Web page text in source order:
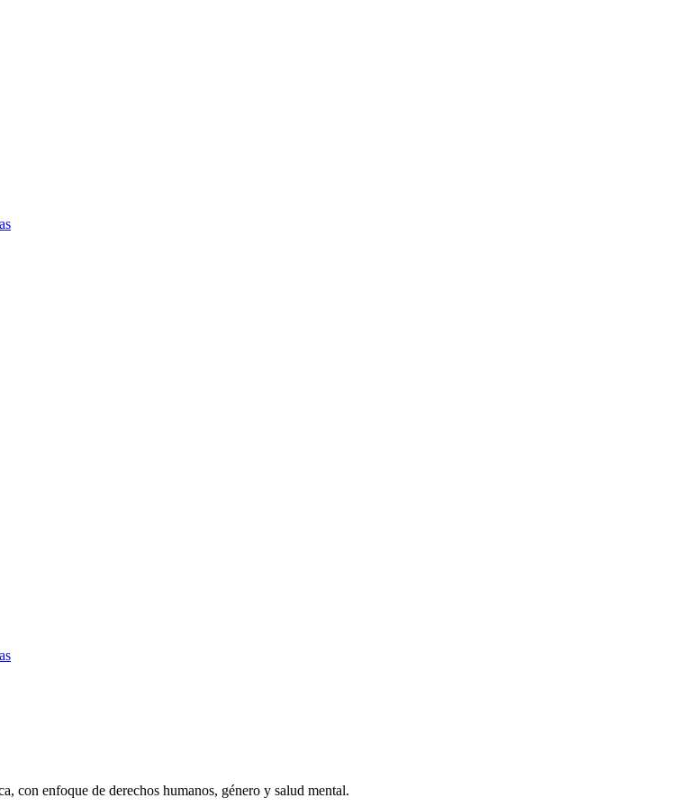
con enfoque de derechos humanos, género y salud mental.